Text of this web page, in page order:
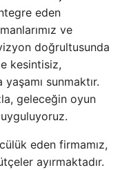
eden
ve
doğrultusunda
kesintisiz,
sunmaktır.
geleceğin oyun
eden firmamız,
ayırmaktadır.